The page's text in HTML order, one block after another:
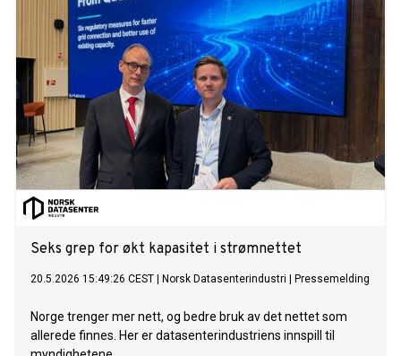
Seks grep for økt kapasitet i strømnettet
20.5.2026 15:49:26 CEST Norsk Datasenterindustri Pressemelding
Norge trenger mer nett, og bedre bruk av det nettet som
allerede finnes. Her er datasenterindustriens innspill til